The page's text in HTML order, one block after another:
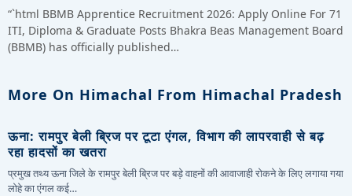
“`html BBMB Apprentice Recruitment 2026: Apply Online For 71
ITI, Diploma & Graduate Posts Bhakra Beas Management Board
(BBMB) has officially published…
More On Himachal From Himachal Pradesh
ऊना: रामपुर बेली ब्रिज पर टूटा एंगल, विभाग की लापरवाही से बढ़
रहा हादसों का खतरा
प्रमुख तथ्य ऊना जिले के रामपुर बेली ब्रिज पर बड़े वाहनों की आवाजाही रोकने के लिए लगाया गया
लोहे का एंगल कई…